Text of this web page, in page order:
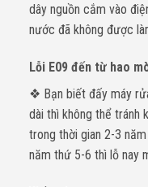
dây nguồn cắm vào
nước đã không được
Lỗi E09 đến từ hao
❖ Bạn biết đấy máy
dài thì không thể tránh
trong thời gian 2-3
năm thứ 5-6 thì lỗ nay